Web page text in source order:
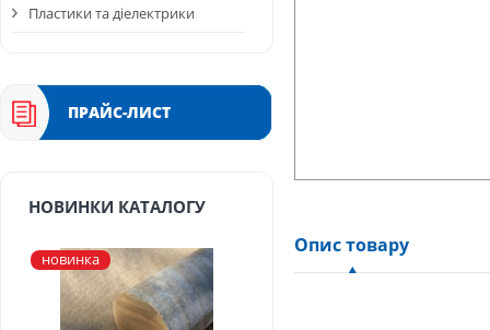
Опис товару
Пластики та діелектрики
ПРАЙС-ЛИСТ
НОВИНКИ КАТАЛОГУ
новинка